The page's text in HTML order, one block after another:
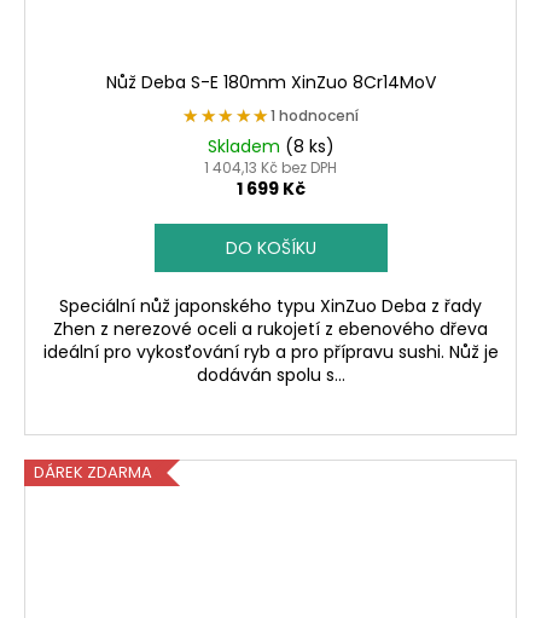
Nůž Deba S-E 180mm XinZuo 8Cr14MoV
★★★★★
★★★★★1 hodnocení
Skladem (8 ks)
1 404,13 Kč bez DPH
1 699 Kč
DO KOŠÍKU
Speciální nůž japonského typu XinZuo Deba z řady
Zhen z nerezové oceli a rukojetí z ebenového dřeva
ideální pro vykosťování ryb a pro přípravu sushi. Nůž je
dodáván spolu s...
DÁREK ZDARMA